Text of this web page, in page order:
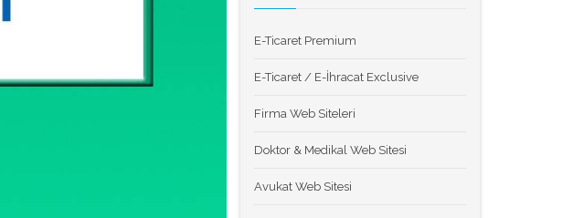
E-Ticaret Premium
E-Ticaret / E-İhracat Exclusive
Firma Web Siteleri
Doktor & Medikal Web Sitesi
Avukat Web Sitesi